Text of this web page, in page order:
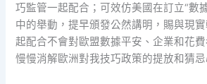
巧監管一起配合；可效仿美國在訂立“數
中的舉動，提早頒發公然講明，賜與現
起配合不會對歐盟數據平安、企業和花費
慢慢消解歐洲對我技巧政策的提放和猜忌